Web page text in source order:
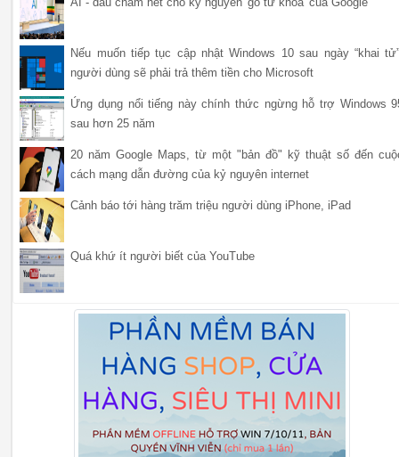
Nếu muốn tiếp tục cập nhật Windows 10 sau ngày “khai
người dùng sẽ phải trả thêm tiền cho Microsoft
Ứng dụng nổi tiếng này chính thức ngừng hỗ trợ Windows
sau hơn 25 năm
20 năm Google Maps, từ một "bản đồ" kỹ thuật số đến
cách mạng dẫn đường của kỷ nguyên internet
Cảnh báo tới hàng trăm triệu người dùng iPhone, iPad
Quá khứ ít người biết của YouTube